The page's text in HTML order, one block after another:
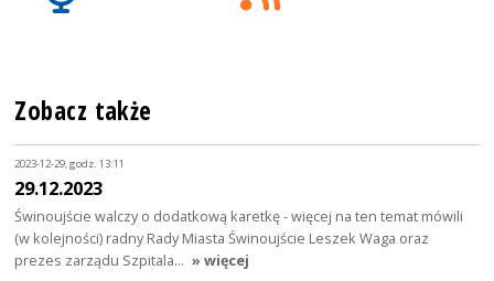
Zobacz także
2023-12-29, godz. 13:11
29.12.2023
Świnoujście walczy o dodatkową karetkę - więcej na ten temat mówili
(w kolejności) radny Rady Miasta Świnoujście Leszek Waga oraz
prezes zarządu Szpitala… » więcej